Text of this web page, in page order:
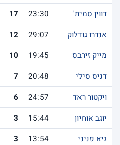
דווין סמית'
23:30
17
אנדרו גודלוק
29:07
12
מייק זירבס
19:45
10
דניס סילי
20:48
7
ויקטור ראד
24:57
6
יוגב אוחיון
15:44
3
גיא פניני
13:54
3